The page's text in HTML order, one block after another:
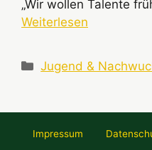
„Wir wollen Talente
Weiterlesen
Kategorien
Jugend &
Impressum